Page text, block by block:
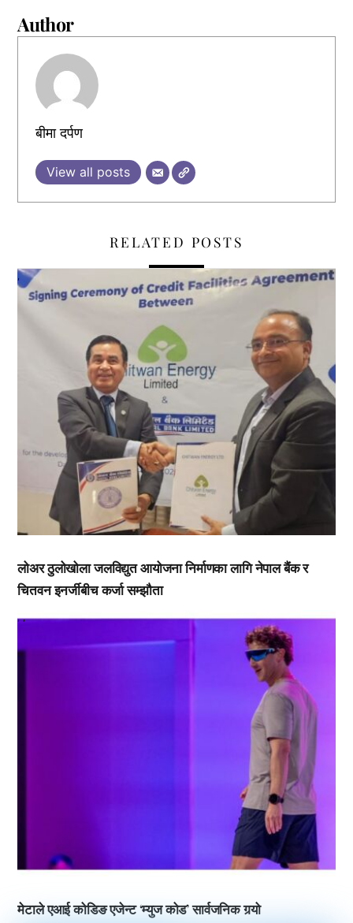
Author
बीमा दर्पण
View all posts
RELATED POSTS
,
लोअर ठुलोखोला जलविद्युत आयोजना निर्माणका लागि नेपाल बैंक र
चितवन इनर्जीबीच कर्जा सम्झौता
,,
मेटाले एआई कोडिङ एजेन्ट ‘म्युज कोड’ सार्वजनिक गर्‍यो